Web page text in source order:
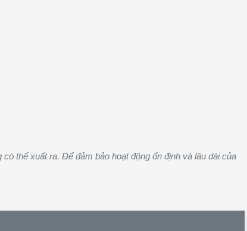
thể xuất ra. Để đảm bảo hoạt động ổn định và lâu dài của